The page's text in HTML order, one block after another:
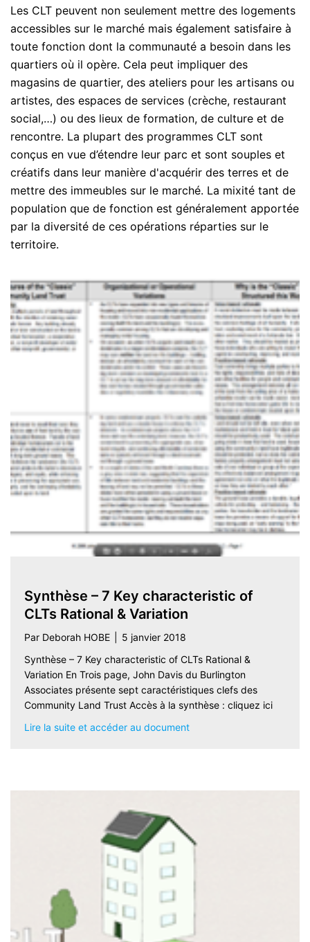
Les CLT peuvent non seulement mettre des logements
accessibles sur le marché mais également satisfaire à
toute fonction dont la communauté a besoin dans les
quartiers où il opère. Cela peut impliquer des
magasins de quartier, des ateliers pour les artisans ou
artistes, des espaces de services (crèche, restaurant
social,…) ou des lieux de formation, de culture et de
rencontre. La plupart des programmes CLT sont
conçus en vue d’étendre leur parc et sont souples et
créatifs dans leur manière d'acquérir des terres et de
mettre des immeubles sur le marché. La mixité tant de
population que de fonction est généralement apportée
par la diversité de ces opérations réparties sur le
territoire.
Synthèse – 7 Key characteristic of
CLTs Rational & Variation
Par Deborah HOBE
5 janvier 2018
Synthèse – 7 Key characteristic of CLTs Rational &
Variation En Trois page, John Davis du Burlington
Associates présente sept caractéristiques clefs des
Community Land Trust Accès à la synthèse : cliquez ici
Lire la suite et accéder au documentabout Synthèse – 7 Key